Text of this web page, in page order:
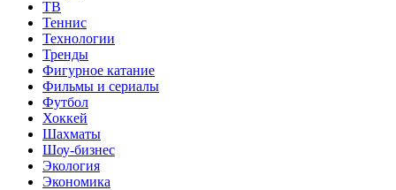
ТВ
Теннис
Технологии
Тренды
Фигурное катание
Фильмы и сериалы
Футбол
Хоккей
Шахматы
Шоу-бизнес
Экология
Экономика